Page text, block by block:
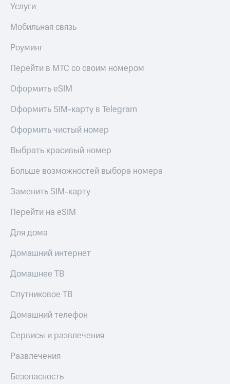
Услуги
Мобильная связь
Роуминг
Перейти в МТС со своим номером
Оформить eSIM
Оформить SIM-карту в Telegram
Оформить чистый номер
Выбрать красивый номер
Больше возможностей выбора номера
Заменить SIM-карту
Перейти на eSIM
Для дома
Домашний интернет
Домашнее ТВ
Спутниковое ТВ
Домашний телефон
Сервисы и развлечения
Развлечения
Безопасность